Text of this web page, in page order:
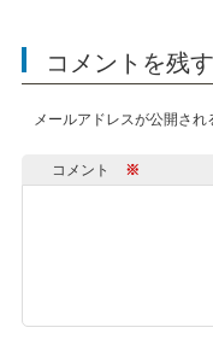
コメントを残す
メールアドレスが公開され
コメント ※